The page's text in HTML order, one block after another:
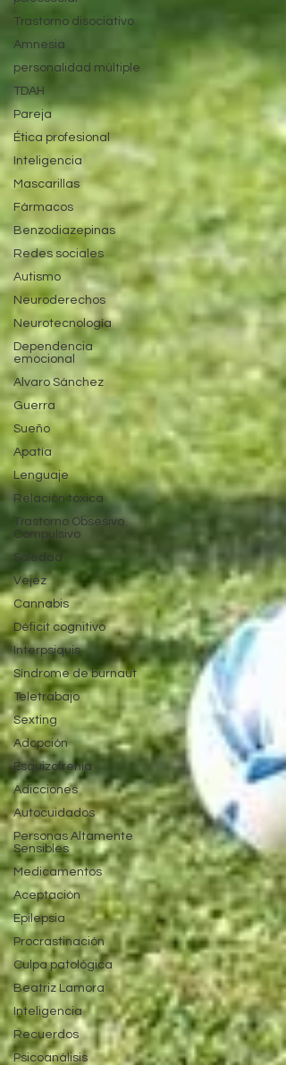
Trastorno disociativo
Amnesia
personalidad múltiple
TDAH
Pareja
Ética profesional
Inteligencia
Mascarillas
Fármacos
Benzodiazepinas
Redes sociales
Autismo
Neuroderechos
Neurotecnología
Dependencia
emocional
Alvaro Sánchez
Guerra
Sueño
Apatía
Lenguaje
Relación tóxica
Trastorno Obsesivo
Compulsivo
Soledad
Vejez
Cannabis
Déficit cognitivo
Interpsiquis
Síndrome de burnaut
Teletrabajo
Sexting
Adopción
Esquizofrenia
Adicciones
Autocuidados
Personas Altamente
Sensibles
Medicamentos
Aceptación
Epilepsia
Procrastinación
Culpa patológica
Beatriz Lamora
Inteligencia
Recuerdos
Psicoanálisis